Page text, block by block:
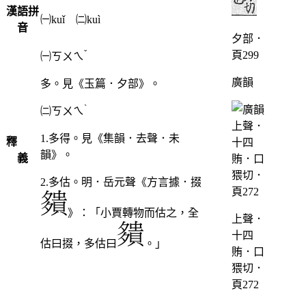
漢語拼
音
㈠kuǐ ㈡kuì
釋
義
㈠ㄎㄨㄟˇ
多。見《玉篇．夕部》。
㈡ㄎㄨㄟ ˋ
1.多得。見《集韻．去聲．未
韻》。
2.多估。明．岳元聲《方言據．掇
》：「小賈轉物而估之，全
估曰掇，多估曰 。」
夕部．
頁299
廣韻
上聲．
十四
賄．口
猥切．
頁272